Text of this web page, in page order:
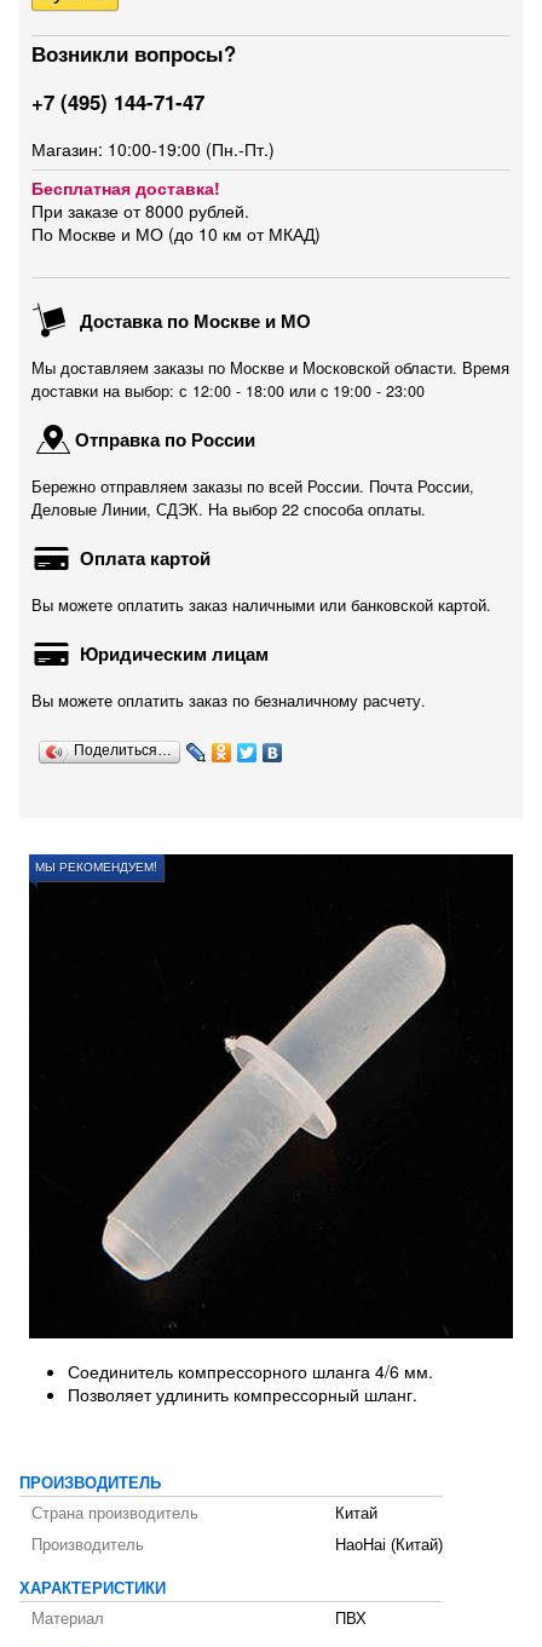
Возникли вопросы?
+7 (495) 144-71-47
Магазин: 10:00-19:00 (Пн.-Пт.)
Бесплатная доставка!
При заказе от 8000 рублей.
По Москве и МО (до 10 км от МКАД)
Доставка по Москве и МО
Мы доставляем заказы по Москве и Московской области. Время
доставки на выбор: с 12:00 - 18:00 или c 19:00 - 23:00
Отправка по России
Бережно отправляем заказы по всей России. Почта России,
Деловые Линии, СДЭК. На выбор 22 способа оплаты.
Оплата картой
Вы можете оплатить заказ наличными или банковской картой.
Юридическим лицам
Вы можете оплатить заказ по безналичному расчету.
Поделиться…
МЫ РЕКОМЕНДУЕМ!
Соединитель компрессорного шланга 4/6 мм.
Позволяет удлинить компрессорный шланг.
ПРОИЗВОДИТЕЛЬ
Страна производитель
Китай
Производитель
HaoHai (Китай)
ХАРАКТЕРИСТИКИ
Материал
ПВХ